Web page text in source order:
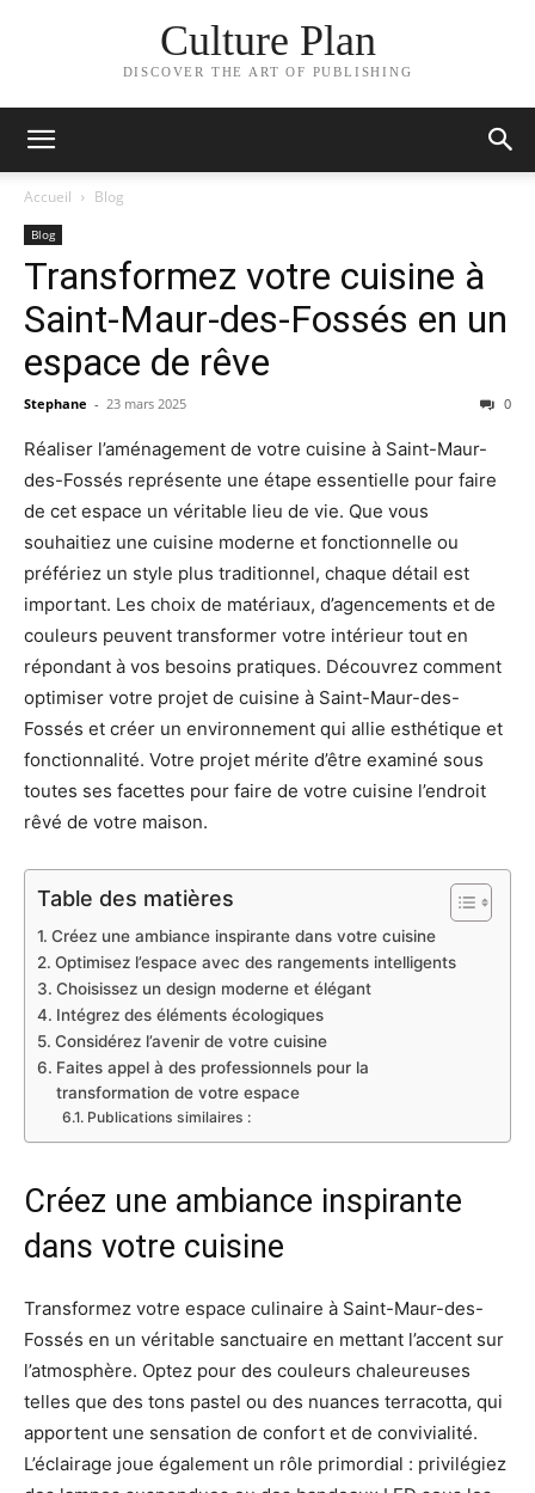
Culture Plan
DISCOVER THE ART OF PUBLISHING
Accueil Blog
Blog
Transformez votre cuisine à
Saint-Maur-des-Fossés en un
espace de rêve
Stephane - 23 mars 2025 0
Réaliser l’aménagement de votre cuisine à Saint-Maur-
des-Fossés représente une étape essentielle pour faire
de cet espace un véritable lieu de vie. Que vous
souhaitiez une cuisine moderne et fonctionnelle ou
préfériez un style plus traditionnel, chaque détail est
important. Les choix de matériaux, d’agencements et de
couleurs peuvent transformer votre intérieur tout en
répondant à vos besoins pratiques. Découvrez comment
optimiser votre projet de cuisine à Saint-Maur-des-
Fossés et créer un environnement qui allie esthétique et
fonctionnalité. Votre projet mérite d’être examiné sous
toutes ses facettes pour faire de votre cuisine l’endroit
rêvé de votre maison.
Table des matières
Créez une ambiance inspirante dans votre cuisine
Optimisez l’espace avec des rangements intelligents
Choisissez un design moderne et élégant
Intégrez des éléments écologiques
Considérez l’avenir de votre cuisine
Faites appel à des professionnels pour la
transformation de votre espace
Publications similaires :
Créez une ambiance inspirante
dans votre cuisine
Transformez votre espace culinaire à Saint-Maur-des-
Fossés en un véritable sanctuaire en mettant l’accent sur
l’atmosphère. Optez pour des couleurs chaleureuses
telles que des tons pastel ou des nuances terracotta, qui
apportent une sensation de confort et de convivialité.
L’éclairage joue également un rôle primordial : privilégiez